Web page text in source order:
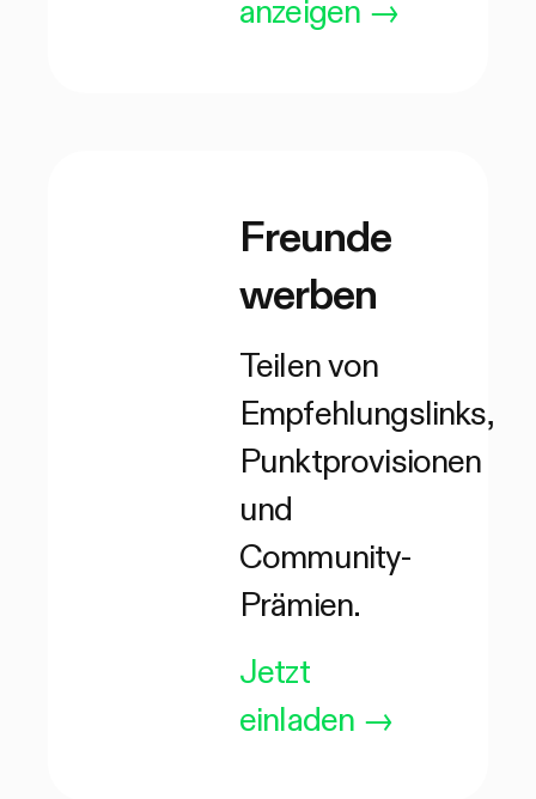
anzeigen →
Freunde
werben
Teilen von
Empfehlungslinks,
Punktprovisionen
und
Community-
Prämien.
Jetzt
einladen →